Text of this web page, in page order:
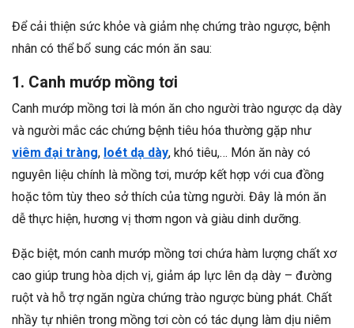
Để cải thiện sức khỏe và giảm nhẹ chứng trào ngược, bệnh
nhân có thể bổ sung các món ăn sau:
1. Canh mướp mồng tơi
Canh mướp mồng tơi là món ăn cho người trào ngược dạ dày
và người mắc các chứng bệnh tiêu hóa thường gặp như
viêm đại tràng, loét dạ dày, khó tiêu,… Món ăn này có
nguyên liệu chính là mồng tơi, mướp kết hợp với cua đồng
hoặc tôm tùy theo sở thích của từng người. Đây là món ăn
dễ thực hiện, hương vị thơm ngon và giàu dinh dưỡng.
Đặc biệt, món canh mướp mồng tơi chứa hàm lượng chất xơ
cao giúp trung hòa dịch vị, giảm áp lực lên dạ dày – đường
ruột và hỗ trợ ngăn ngừa chứng trào ngược bùng phát. Chất
nhầy tự nhiên trong mồng tơi còn có tác dụng làm dịu niêm